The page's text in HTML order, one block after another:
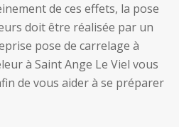
de ces effets, la pose
doit être réalisée par un
pose de carrelage à
à Saint Ange Le Viel vous
de vous aider à se préparer